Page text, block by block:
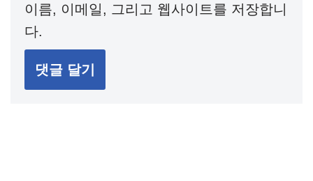
이름, 이메일, 그리고 웹사이트를 저장합니
다.